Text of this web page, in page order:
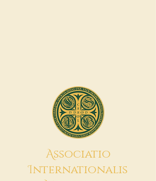
Associatio
Internationalis